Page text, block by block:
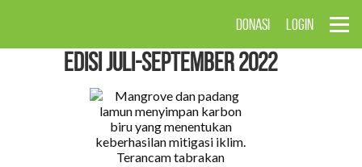
DONASI LOGIN
EDISI Juli-September 2022